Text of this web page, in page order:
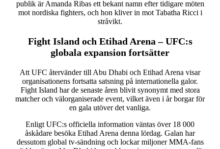
publik är Amanda Ribas ett bekant namn efter tidigare möten
mot nordiska fighters, och hon kliver in mot Tabatha Ricci i
stråvikt.
Fight Island och Etihad Arena – UFC:s
globala expansion fortsätter
Att UFC återvänder till Abu Dhabi och Etihad Arena visar
organisationens fortsatta satsning på internationella galor.
Fight Island har de senaste åren blivit synonymt med stora
matcher och välorganiserade event, vilket även i år borgar för
en gala utöver det vanliga.
Enligt UFC:s officiella information väntas över 18 000
åskådare besöka Etihad Arena denna lördag. Galan har
dessutom global tv-sändning och lockar miljoner MMA-fans